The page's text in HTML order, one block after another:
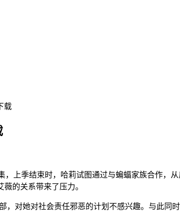
载
，上季结束时，哈莉试图通过与蝙蝠家族合作，
的关系带来了压力。
，对她对社会责任邪恶的计划不感兴趣。与此同